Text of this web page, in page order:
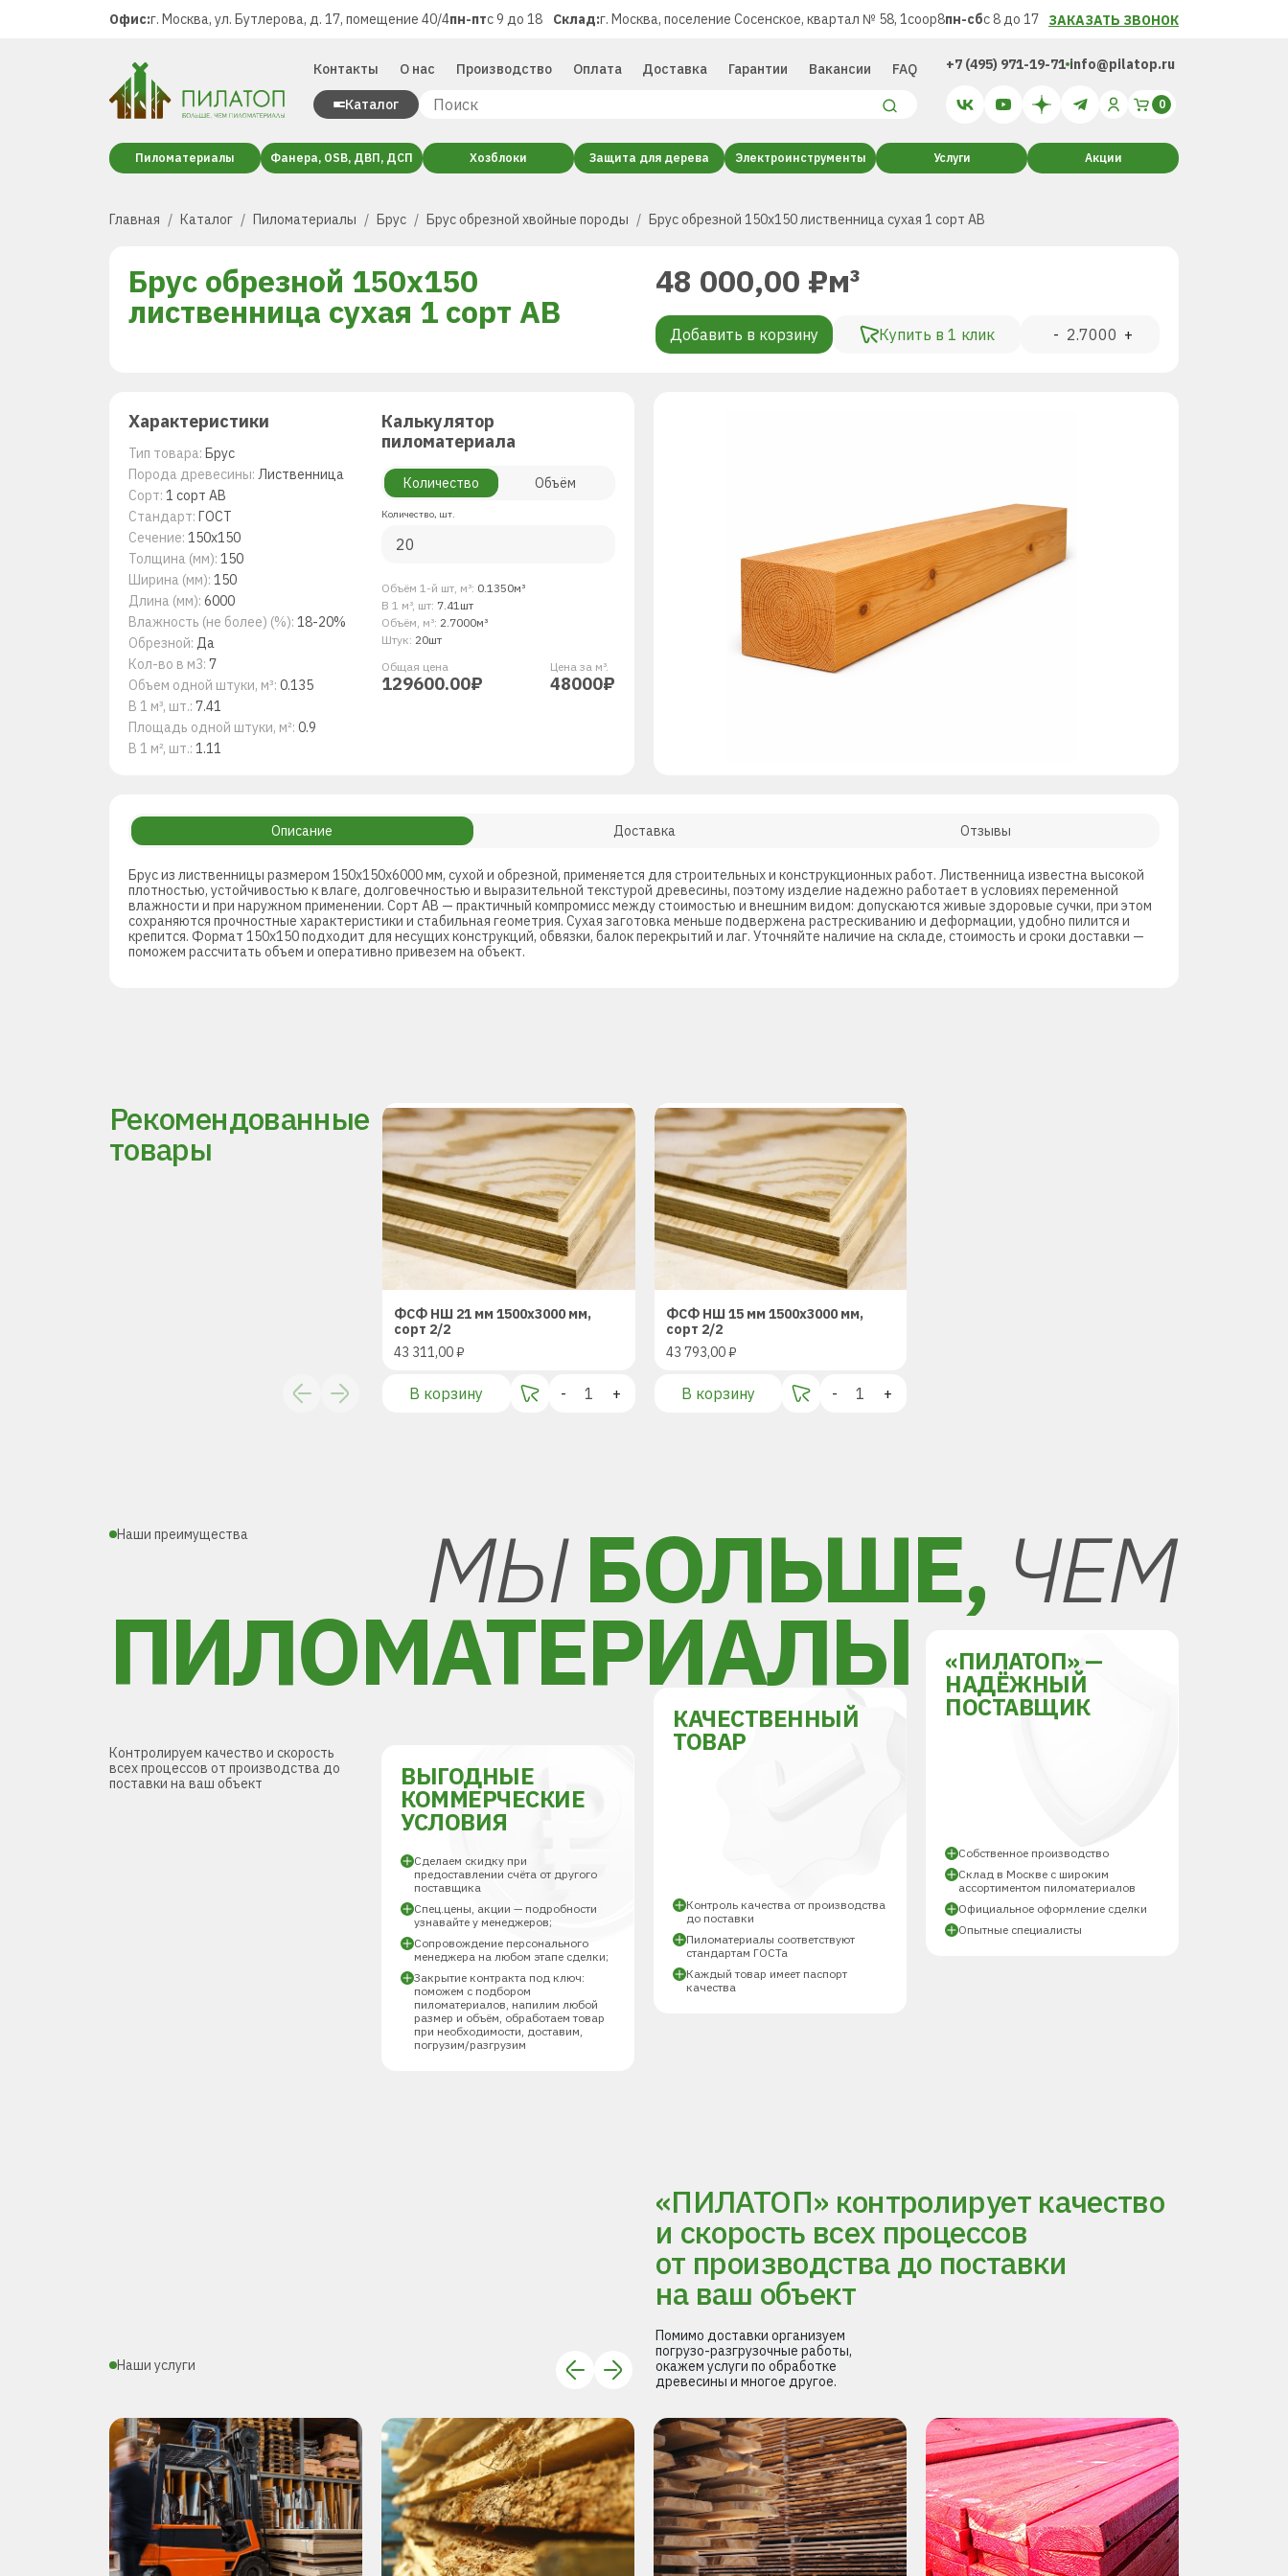
Офис:г. Москва, ул. Бутлерова, д. 17, помещение 40/4пн-птс 9 до 18 Склад:г. Москва, поселение Сосенское, квартал № 58, 1соор8пн-сбс 8 до 17 ЗАКАЗАТЬ ЗВОНОК
Контакты О нас Производство Оплата Доставка Гарантии Вакансии FAQ
Каталог
+7 (495) 971-19-71 info@pilatop.ru
Пиломатериалы Фанера, OSB, ДВП, ДСП Хозблоки Защита для дерева Электроинструменты Услуги Акции
Главная Каталог Пиломатериалы Брус Брус обрезной хвойные породы Брус обрезной 150х150 лиственница сухая 1 сорт AB
Брус обрезной 150х150
лиственница сухая 1 сорт AB
48 000,00 ₽м³
Добавить в корзину Купить в 1 клик - +
Характеристики
Тип товара: Брус
Порода древесины: Лиственница
Сорт: 1 сорт AB
Стандарт: ГОСТ
Сечение: 150х150
Толщина (мм): 150
Ширина (мм): 150
Длина (мм): 6000
Влажность (не более) (%): 18-20%
Обрезной: Да
Кол-во в м3: 7
Объем одной штуки, м³: 0.135
В 1 м³, шт.: 7.41
Площадь одной штуки, м²: 0.9
В 1 м², шт.: 1.11
Калькулятор
пиломатериала
Количество Объём
Количество, шт.
Объём 1-й шт, м³: 0.1350м³
В 1 м³, шт: 7.41шт
Объём, м³: 2.7000м³
Штук: 20шт
Общая ценa
129600.00₽
Цена за м³.
48000₽
Описание Доставка Отзывы
Брус из лиственницы размером 150х150х6000 мм, сухой и обрезной, применяется для строительных и конструкционных работ. Лиственница известна высокой
плотностью, устойчивостью к влаге, долговечностью и выразительной текстурой древесины, поэтому изделие надежно работает в условиях переменной
влажности и при наружном применении. Сорт АВ — практичный компромисс между стоимостью и внешним видом: допускаются живые здоровые сучки, при этом
сохраняются прочностные характеристики и стабильная геометрия. Сухая заготовка меньше подвержена растрескиванию и деформации, удобно пилится и
крепится. Формат 150х150 подходит для несущих конструкций, обвязки, балок перекрытий и лаг. Уточняйте наличие на складе, стоимость и сроки доставки —
поможем рассчитать объем и оперативно привезем на объект.
Рекомендованные
товары
ФСФ НШ 21 мм 1500х3000 мм,
сорт 2/2
43 311,00₽
В корзину - +
ФСФ НШ 15 мм 1500х3000 мм,
сорт 2/2
43 793,00₽
В корзину - +
Наши преимущества МЫБОЛЬШЕ, ЧЕМ
ПИЛОМАТЕРИАЛЫ
Контролируем качество и скорость
всех процессов от производства до
поставки на ваш объект
ВЫГОДНЫЕ
КОММЕРЧЕСКИЕ
УСЛОВИЯ
Сделаем скидку при
предоставлении счёта от другого
поставщика
Спец.цены, акции — подробности
узнавайте у менеджеров;
Сопровождение персонального
менеджера на любом этапе сделки;
Закрытие контракта под ключ:
поможем с подбором
пиломатериалов, напилим любой
размер и объём, обработаем товар
при необходимости, доставим,
погрузим/разгрузим
КАЧЕСТВЕННЫЙ
ТОВАР
Контроль качества от производства
до поставки
Пиломатериалы соответствуют
стандартам ГОСТа
Каждый товар имеет паспорт
качества
«ПИЛАТОП» —
НАДЁЖНЫЙ
ПОСТАВЩИК
Собственное производство
Склад в Москве с широким
ассортиментом пиломатериалов
Официальное оформление сделки
Опытные специалисты
Наши услуги
«ПИЛАТОП» контролирует качество
и скорость всех процессов
от производства до поставки
на ваш объект
Помимо доставки организуем
погрузо-разгрузочные работы,
окажем услуги по обработке
древесины и многое другое.